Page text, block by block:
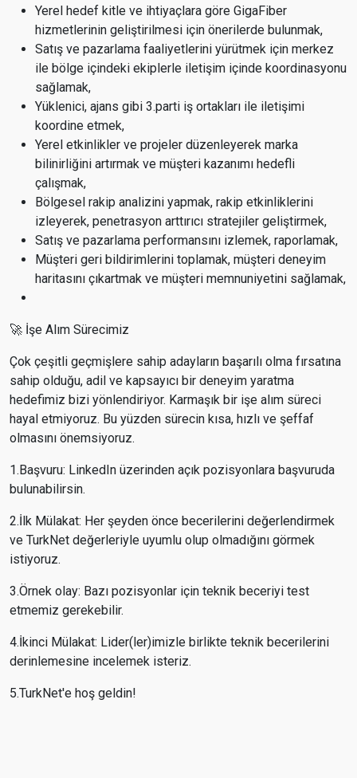
Yerel hedef kitle ve ihtiyaçlara göre GigaFiber
hizmetlerinin geliştirilmesi için önerilerde bulunmak,
Satış ve pazarlama faaliyetlerini yürütmek için merkez
ile bölge içindeki ekiplerle iletişim içinde koordinasyonu
sağlamak,
Yüklenici, ajans gibi 3.parti iş ortakları ile iletişimi
koordine etmek,
Yerel etkinlikler ve projeler düzenleyerek marka
bilinirliğini artırmak ve müşteri kazanımı hedefli
çalışmak,
Bölgesel rakip analizini yapmak, rakip etkinliklerini
izleyerek, penetrasyon arttırıcı stratejiler geliştirmek,
Satış ve pazarlama performansını izlemek, raporlamak,
Müşteri geri bildirimlerini toplamak, müşteri deneyim
haritasını çıkartmak ve müşteri memnuniyetini sağlamak,
🚀 İşe Alım Sürecimiz
Çok çeşitli geçmişlere sahip adayların başarılı olma fırsatına
sahip olduğu, adil ve kapsayıcı bir deneyim yaratma
hedefimiz bizi yönlendiriyor. Karmaşık bir işe alım süreci
hayal etmiyoruz. Bu yüzden sürecin kısa, hızlı ve şeffaf
olmasını önemsiyoruz.
1.Başvuru: LinkedIn üzerinden açık pozisyonlara başvuruda
bulunabilirsin.
2.İlk Mülakat: Her şeyden önce becerilerini değerlendirmek
ve TurkNet değerleriyle uyumlu olup olmadığını görmek
istiyoruz.
3.Örnek olay: Bazı pozisyonlar için teknik beceriyi test
etmemiz gerekebilir.
4.İkinci Mülakat: Lider(ler)imizle birlikte teknik becerilerini
derinlemesine incelemek isteriz.
5.TurkNet'e hoş geldin!